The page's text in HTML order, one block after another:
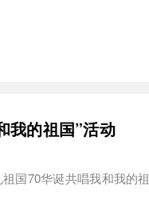
我的祖国”活动
国70华诞共唱我和我的祖